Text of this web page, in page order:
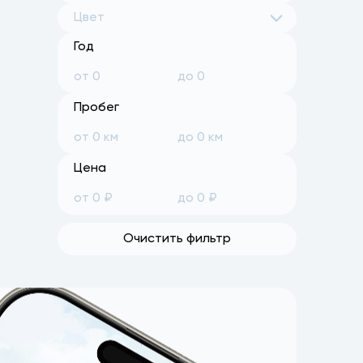
Цвет
Год
Пробег
Цена
Очистить фильтр